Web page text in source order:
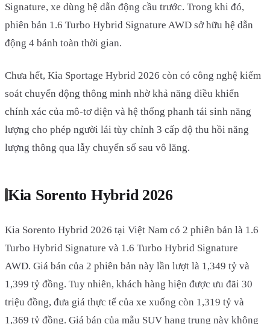
Signature, xe dùng hệ dẫn động cầu trước. Trong khi đó,
phiên bản 1.6 Turbo Hybrid Signature AWD sở hữu hệ dẫn
động 4 bánh toàn thời gian.
Chưa hết, Kia Sportage Hybrid 2026 còn có công nghệ kiểm
soát chuyển động thông minh nhờ khả năng điều khiển
chính xác của mô-tơ điện và hệ thống phanh tái sinh năng
lượng cho phép người lái tùy chỉnh 3 cấp độ thu hồi năng
lượng thông qua lẫy chuyển số sau vô lăng.
Kia Sorento Hybrid 2026
Kia Sorento Hybrid 2026 tại Việt Nam có 2 phiên bản là 1.6
Turbo Hybrid Signature và 1.6 Turbo Hybrid Signature
AWD. Giá bán của 2 phiên bản này lần lượt là 1,349 tỷ và
1,399 tỷ đồng. Tuy nhiên, khách hàng hiện được ưu đãi 30
triệu đồng, đưa giá thực tế của xe xuống còn 1,319 tỷ và
1,369 tỷ đồng. Giá bán của mẫu SUV hạng trung này không